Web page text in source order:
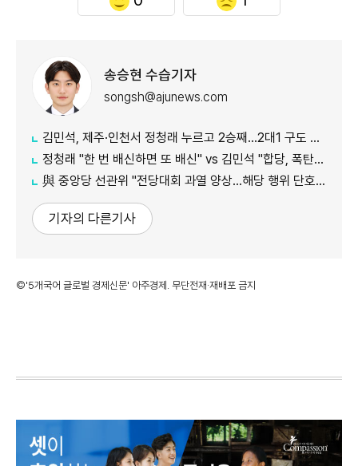
송승현 수습기자
songsh@ajunews.com
김민석, 제주·인천서 정청래 누르고 2승째…2대1 구도 완성
정청래 "한 번 배신하면 또 배신" vs 김민석 "합당, 폭탄선언 안 돼"
與 중앙당 선관위 "전당대회 과열 양상…해당 행위 단호히 대처"
기자의 다른기사
©'5개국어 글로벌 경제신문' 아주경제. 무단전재·재배포 금지